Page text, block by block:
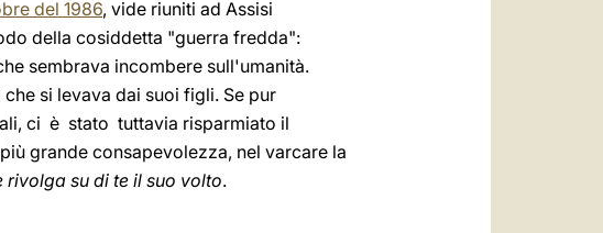
del 1986, vide riuniti ad Assisi
della cosiddetta "guerra fredda":
sembrava incombere sull'umanità.
si levava dai suoi figli. Se pur
ci è stato tuttavia risparmiato il
grande consapevolezza, nel varcare la
rivolga su di te il suo volto.